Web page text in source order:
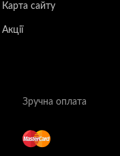
Карта сайту
Акції
Зручна оплата